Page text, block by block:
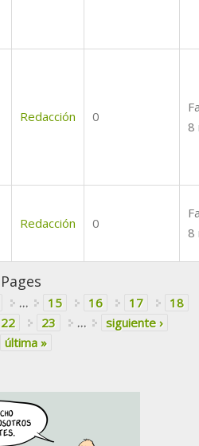
Redacción 0
8
Redacción 0
8
Pages
… 15 16 17
18
22 23 …
siguiente ›
última »